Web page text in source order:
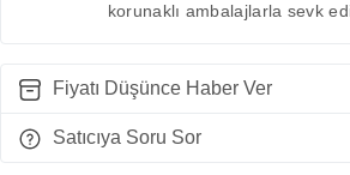
korunaklı ambalajlarla sevk
Fiyatı Düşünce Haber Ver
Satıcıya Soru Sor